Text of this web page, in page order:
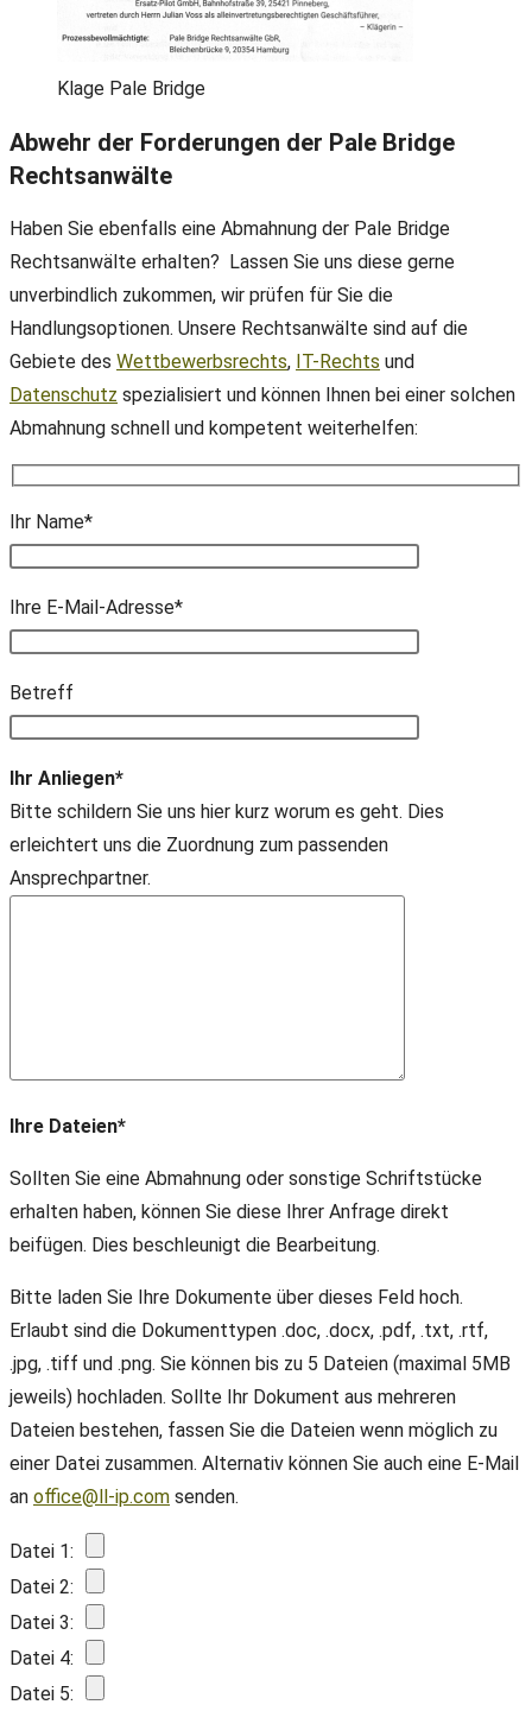
Klage Pale Bridge
Abwehr der Forderungen der Pale Bridge
Rechtsanwälte
Haben Sie ebenfalls eine Abmahnung der Pale Bridge
Rechtsanwälte erhalten? Lassen Sie uns diese gerne
unverbindlich zukommen, wir prüfen für Sie die
Handlungsoptionen. Unsere Rechtsanwälte sind auf die
Gebiete des Wettbewerbsrechts, IT-Rechts und
Datenschutz spezialisiert und können Ihnen bei einer solchen
Abmahnung schnell und kompetent weiterhelfen:
Ihr Name*
Ihre E-Mail-Adresse*
Bitte lasse dieses Feld leer.
Betreff
Ihr Anliegen*
Bitte schildern Sie uns hier kurz worum es geht. Dies
erleichtert uns die Zuordnung zum passenden
Ansprechpartner.
Ihre Dateien*
Sollten Sie eine Abmahnung oder sonstige Schriftstücke
erhalten haben, können Sie diese Ihrer Anfrage direkt
beifügen. Dies beschleunigt die Bearbeitung.
Bitte laden Sie Ihre Dokumente über dieses Feld hoch.
Erlaubt sind die Dokumenttypen .doc, .docx, .pdf, .txt, .rtf,
.jpg, .tiff und .png. Sie können bis zu 5 Dateien (maximal 5MB
jeweils) hochladen. Sollte Ihr Dokument aus mehreren
Dateien bestehen, fassen Sie die Dateien wenn möglich zu
einer Datei zusammen. Alternativ können Sie auch eine E-Mail
an office@ll-ip.com senden.
Datei 1:
Datei 2:
Datei 3:
Datei 4:
Datei 5: